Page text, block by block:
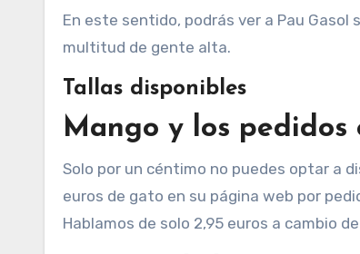
En este sentido, podrás ver a Pau
multitud de gente alta.
Tallas disponibles
Mango y los pedidos
Solo por un céntimo no puedes optar a
euros de gato en su página web por
Hablamos de solo 2,95 euros a cambio